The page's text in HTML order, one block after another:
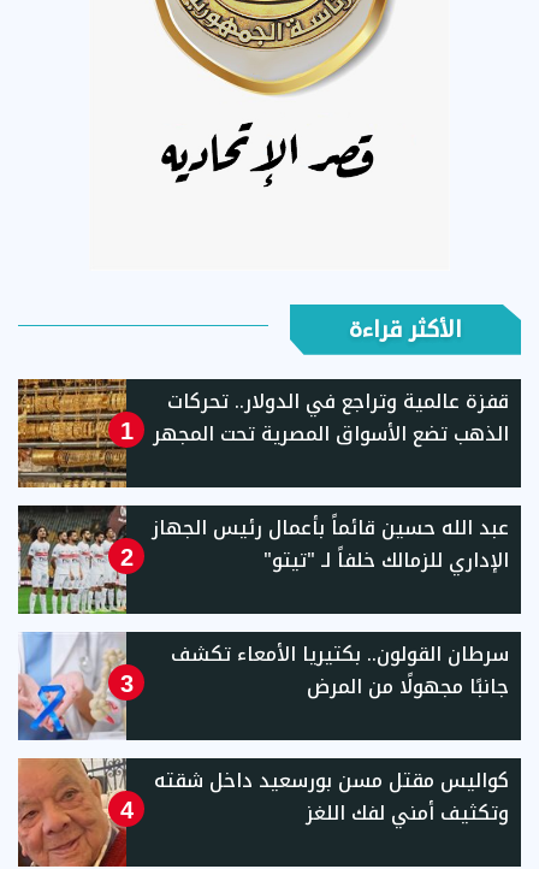
الأكثر قراءة
1
قفزة عالمية وتراجع في الدولار.. تحركات
الذهب تضع الأسواق المصرية تحت المجهر
2
عبد الله حسين قائماً بأعمال رئيس الجهاز
الإداري للزمالك خلفاً لـ "تيتو"
3
سرطان القولون.. بكتيريا الأمعاء تكشف
جانبًا مجهولًا من المرض
4
كواليس مقتل مسن بورسعيد داخل شقته
وتكثيف أمني لفك اللغز